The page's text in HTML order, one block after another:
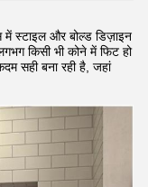
स्टाइल और बोल्ड डिज़ाइन
किसी भी कोने में फिट हो
सही बना रही है, जहां